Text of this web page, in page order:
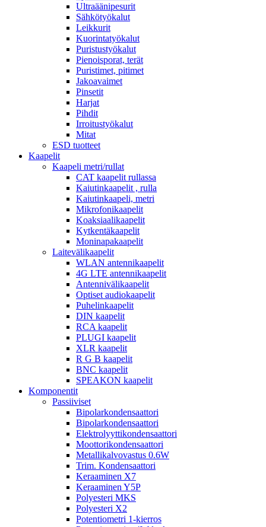
Ultraäänipesurit
Sähkötyökalut
Leikkurit
Kuorintatyökalut
Puristustyökalut
Pienoisporat, terät
Puristimet, pitimet
Jakoavaimet
Pinsetit
Harjat
Pihdit
Irroitustyökalut
Mitat
ESD tuotteet
Kaapelit
Kaapeli metri/rullat
CAT kaapelit rullassa
Kaiutinkaapelit , rulla
Kaiutinkaapeli, metri
Mikrofonikaapelit
Koaksiaalikaapelit
Kytkentäkaapelit
Moninapakaapelit
Laitevälikaapelit
WLAN antennikaapelit
4G LTE antennikaapelit
Antennivälikaapelit
Optiset audiokaapelit
Puhelinkaapelit
DIN kaapelit
RCA kaapelit
PLUGI kaapelit
XLR kaapelit
R G B kaapelit
BNC kaapelit
SPEAKON kaapelit
Komponentit
Passiiviset
Bipolarkondensaattori
Bipolarkondensaattori
Elektrolyyttikondensaattori
Moottorikondensaattori
Metallikalvovastus 0.6W
Trim. Kondensaattori
Keraaminen X7
Keraaminen Y5P
Polyesteri MKS
Polyesteri X2
Potentiometri 1-kierros